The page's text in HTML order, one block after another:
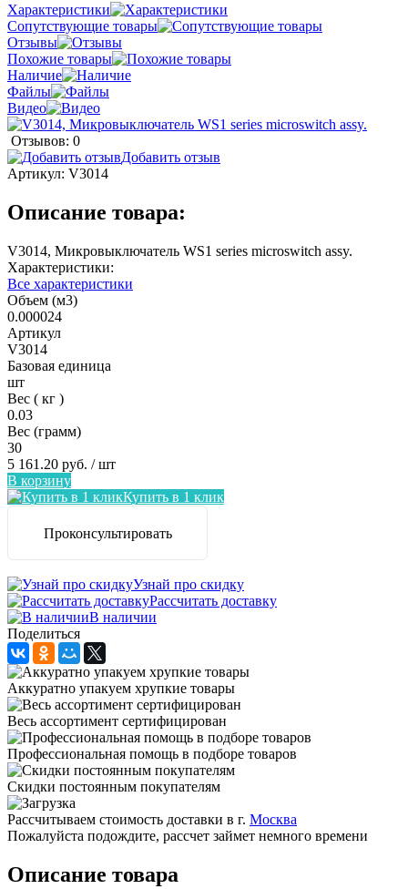
Характеристики
Сопутствующие товары
Отзывы
Похожие товары
Наличие
Файлы
Видео
Отзывов: 0
Добавить отзыв
Артикул: V3014
Описание товара:
V3014, Микровыключатель WS1 series microswitch assy.
Характеристики:
Все характеристики
Объем (м3)
0.000024
Артикул
V3014
Базовая единица
шт
Вес ( кг )
0.03
Вес (грамм)
30
5 161.20 руб. / шт
В корзину
Купить в 1 клик
Проконсультировать
Узнай про скидку
Рассчитать доставку
В наличии
Поделиться
Аккуратно упакуем хрупкие товары
Весь ассортимент сертифицирован
Профессиональная помощь в подборе товаров
Скидки постоянным покупателям
Рассчитываем стоимость доставки в г. Москва
Пожалуйста подождите, рассчет займет немного времени
Описание товара